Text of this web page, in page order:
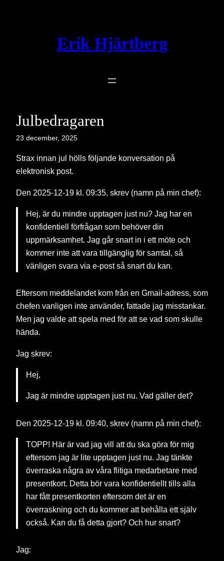
Erik Hjärtberg
Julbedragaren
23 december, 2025
Strax innan jul hölls följande konversation på
elektronisk post.
Den 2025-12-19 kl. 09:35, skrev (namn på min chef):
Hej, är du mindre upptagen just nu? Jag har en
konfidentiell förfrågan som behöver din
uppmärksamhet. Jag går snart in i ett möte och
kommer inte att vara tillgänglig för samtal, så
vänligen svara via e-post så snart du kan.
Eftersom meddelandet kom från en Gmail-adress, som
chefen vanligen inte använder, fattade jag misstankar.
Men jag valde att spela med för att se vad som skulle
hända.
Jag skrev:
Hej,
Jag är mindre upptagen just nu. Vad gäller det?
Den 2025-12-19 kl. 09:40, skrev (namn på min chef):
TOPP! Här är vad jag vill att du ska göra för mig
eftersom jag är lite upptagen just nu. Jag tänkte
överraska några av våra flitiga medarbetare med
presentkort. Detta bör vara konfidentiellt tills alla
har fått presentkorten eftersom det är en
överraskning och du kommer att behålla ett själv
också. Kan du få detta gjort? Och hur snart?
Jag: